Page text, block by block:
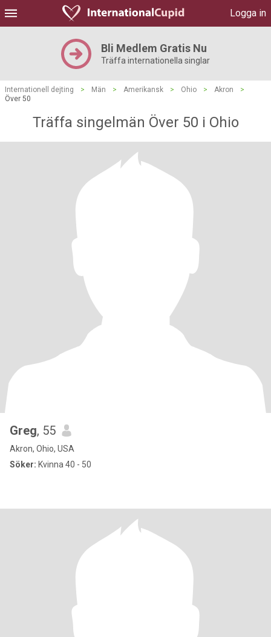
Logga in
Bli Medlem Gratis Nu
Träffa internationella singlar
Internationell dejting > Män > Amerikansk > Ohio > Akron
>
Över 50
Träffa singelmän Över 50 i Ohio
Greg, 55
Akron, Ohio, USA
Söker: Kvinna 40 - 50